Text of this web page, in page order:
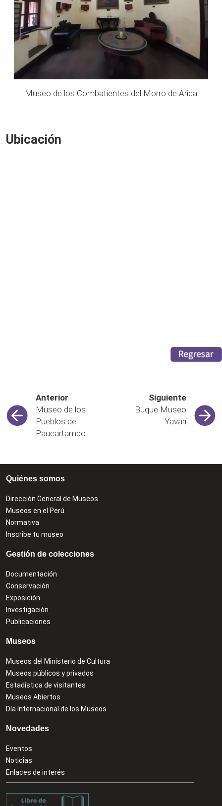
Museo de los Combatientes del Morro de Arica
Ubicación
Anterior
Museo de los
Pueblos de
Paucartambo
Siguiente
Buque Museo
Yavarí
Quiénes somos
Dirección General de Museos
Museos en el Perú
Normativa
Inscribe tu museo
Gestión de colecciones
Documentación
Conservación
Exposición
Investigación
Publicaciones
Museos
Museos del Ministerio de Cultura
Museos públicos y privados
Estadistica de visitantes
Museos Abiertos
Día Internacional de los Museos
Novedades
Eventos
Noticias
Enlaces de interés